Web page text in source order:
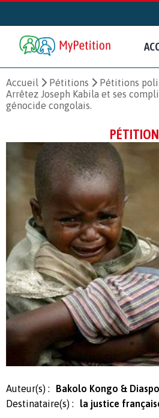
Accueil Pétitions Pétitions
Arrêtez Joseph Kabila et ses
génocide congolais.
PÉTITION
Auteur(s) :
Bakolo Kongo &
Destinataire(s) :
la justice